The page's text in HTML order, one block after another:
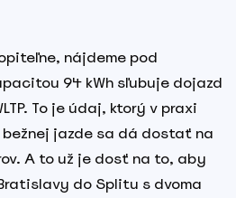
nájdeme pod
94 kWh sľubuje dojazd
To je údaj, ktorý v praxi
bežnej jazde sa dá dostať na
A to už je dosť na to, aby
do Splitu s dvoma